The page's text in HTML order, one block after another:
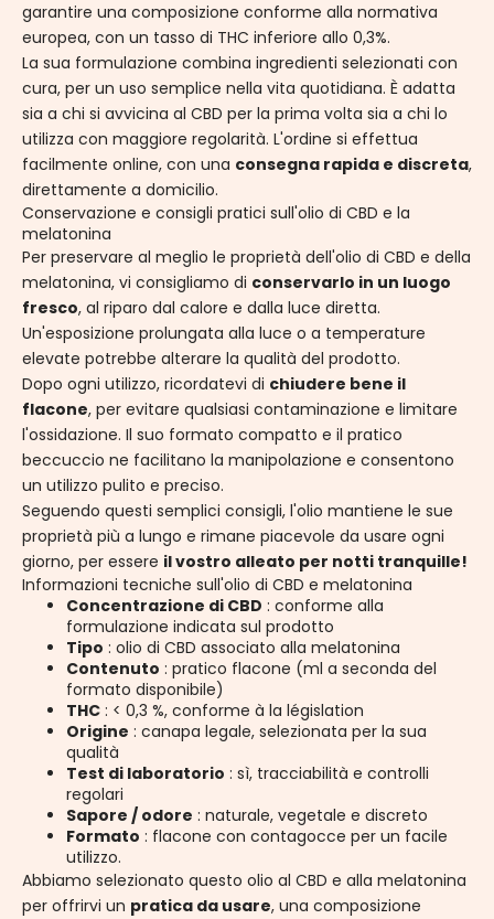
garantire una composizione conforme alla normativa
europea, con un tasso di THC inferiore allo 0,3%.
La sua formulazione combina ingredienti selezionati con
cura, per un uso semplice nella vita quotidiana. È adatta
sia a chi si avvicina al CBD per la prima volta sia a chi lo
utilizza con maggiore regolarità. L'ordine si effettua
facilmente online, con una consegna rapida e discreta,
direttamente a domicilio.
Conservazione e consigli pratici sull'olio di CBD e la
melatonina
Per preservare al meglio le proprietà dell'olio di CBD e della
melatonina, vi consigliamo di conservarlo in un luogo
fresco, al riparo dal calore e dalla luce diretta.
Un'esposizione prolungata alla luce o a temperature
elevate potrebbe alterare la qualità del prodotto.
Dopo ogni utilizzo, ricordatevi di chiudere bene il
flacone, per evitare qualsiasi contaminazione e limitare
l'ossidazione. Il suo formato compatto e il pratico
beccuccio ne facilitano la manipolazione e consentono
un utilizzo pulito e preciso.
Seguendo questi semplici consigli, l'olio mantiene le sue
proprietà più a lungo e rimane piacevole da usare ogni
giorno, per essere il vostro alleato per notti tranquille!
Informazioni tecniche sull'olio di CBD e melatonina
Concentrazione di CBD : conforme alla
formulazione indicata sul prodotto
Tipo : olio di CBD associato alla melatonina
Contenuto : pratico flacone (ml a seconda del
formato disponibile)
THC : < 0,3 %, conforme à la législation
Origine : canapa legale, selezionata per la sua
qualità
Test di laboratorio : sì, tracciabilità e controlli
regolari
Sapore / odore : naturale, vegetale e discreto
Formato : flacone con contagocce per un facile
utilizzo.
Abbiamo selezionato questo olio al CBD e alla melatonina
per offrirvi un pratica da usare, una composizione